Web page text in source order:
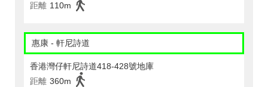
距離 110m
惠康 - 軒尼詩道
香港灣仔軒尼詩道418-428號地庫
距離 360m